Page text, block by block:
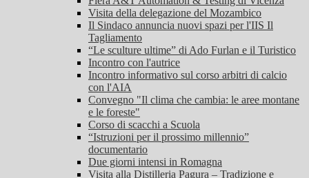
Visita della delegazione del Mozambico
Il Sindaco annuncia nuovi spazi per l'IIS Il
Tagliamento
“Le sculture ultime” di Ado Furlan e il Turistico
Incontro con l'autrice
Incontro informativo sul corso arbitri di calcio
con l'AIA
Convegno "Il clima che cambia: le aree montane
e le foreste"
Corso di scacchi a Scuola
“Istruzioni per il prossimo millennio”
documentario
Due giorni intensi in Romagna
Visita alla Distilleria Pagura – Tradizione e